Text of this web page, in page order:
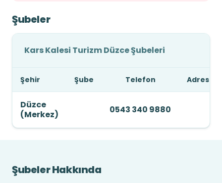
Şubeler
Kars Kalesi Turizm Düzce Şubeleri
Şehir Şube Telefon Adres
Düzce
(Merkez)
0543 340 9880
Şubeler Hakkında